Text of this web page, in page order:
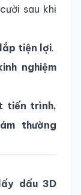
sau khi
tiện lợi.
nghiệm
tiến trình,
thường
dấu 3D